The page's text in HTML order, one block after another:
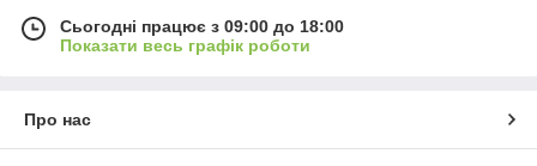
Сьогодні працює з 09:00 до 18:00
Показати весь графік роботи
Про нас